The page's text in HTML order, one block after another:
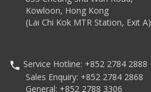
Kowloon, Hong Kong
(Lai Chi Kok MTR Station, Exit A)
Service Hotline: +852 2784 2888
Sales Enquiry: +852 2784 2868
General: +852 2788 3306